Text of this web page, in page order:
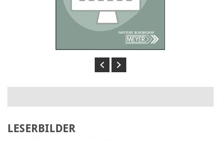
Previous
Next
LESERBILDER